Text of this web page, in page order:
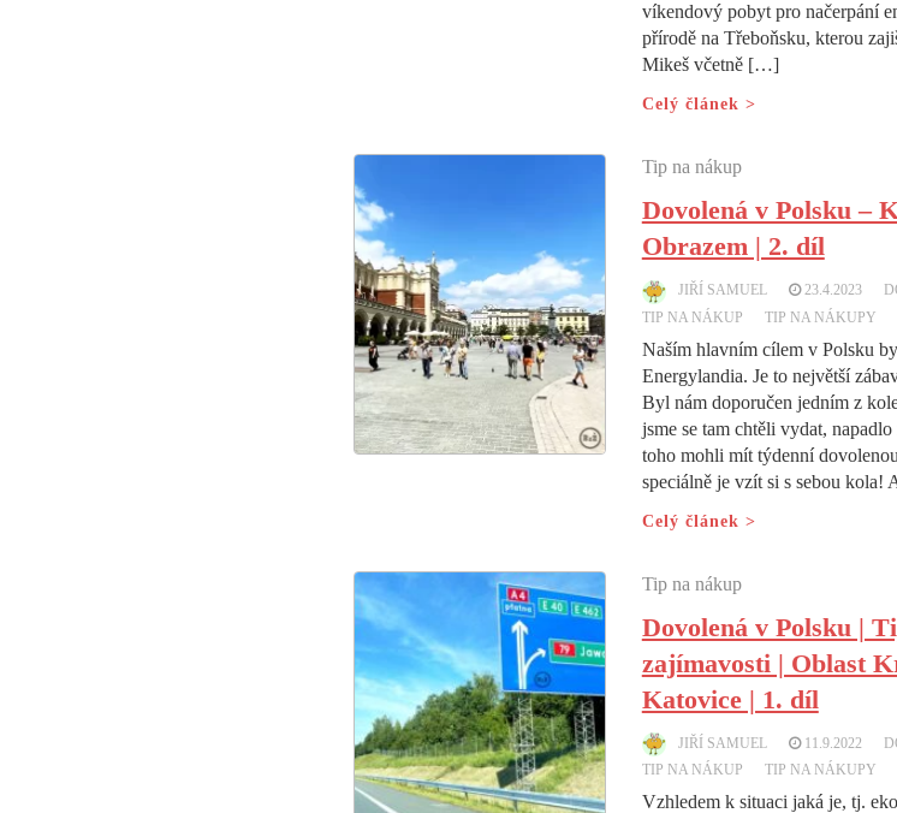
víkendový pobyt pro načerpání
přírodě na Třeboňsku, kterou
Mikeš včetně […]
Celý článek >
Tip na nákup
Dovolená v Polsku –
Obrazem | 2. díl
JIŘÍ SAMUEL 23.4.2023
TIP NA NÁKUP
TIP NA NÁKUPY
Naším hlavním cílem v Polsku
Energylandia. Je to největší
Byl nám doporučen jedním z
jsme se tam chtěli vydat,
toho mohli mít týdenní
speciálně je vzít si s sebou kola!
Celý článek >
Tip na nákup
Dovolená v Polsku |
zajímavosti | Oblast
Katovice | 1. díl
JIŘÍ SAMUEL 11.9.2022
TIP NA NÁKUP
TIP NA NÁKUPY
Vzhledem k situaci jaká je, tj.